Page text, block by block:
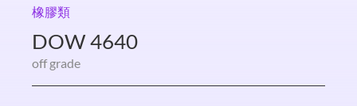
橡膠類
DOW 4640
off grade